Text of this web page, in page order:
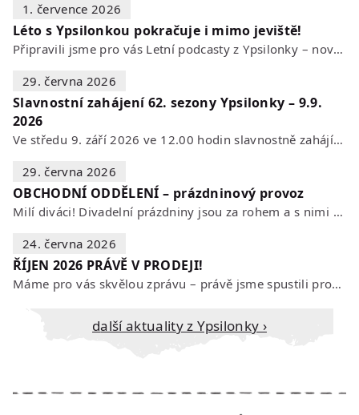
1. července 2026
Léto s Ypsilonkou pokračuje i mimo jeviště!
Připravili jsme pro vás Letní podcasty z Ypsilonky – novou sérii rozhovorů s…
29. června 2026
Slavnostní zahájení 62. sezony Ypsilonky – 9.9.
2026
Ve středu 9. září 2026 ve 12.00 hodin slavnostně zahájíme novou divadelní…
29. června 2026
OBCHODNÍ ODDĚLENÍ – prázdninový provoz
Milí diváci! Divadelní prázdniny jsou za rohem a s nimi se mění i otevírací…
24. června 2026
ŘÍJEN 2026 PRÁVĚ V PRODEJI!
Máme pro vás skvělou zprávu – právě jsme spustili prodej vstupenek na říjen…
Další aktuality z Ypsilonky ›